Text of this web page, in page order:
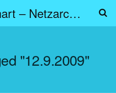
Benjamin Erhart – Netzarchitekt
"12.9.2009"